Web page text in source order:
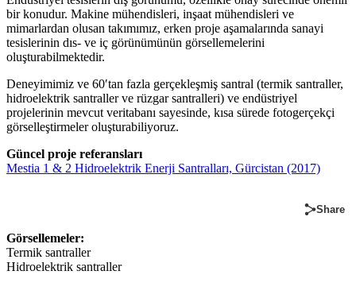
bir konudur. Makine mühendisleri, inşaat mühendisleri ve
mimarlardan olusan takımımız, erken proje aşamalarında sanayi
tesislerinin dıs- ve iç görünümünün görsellemelerini
oluşturabilmektedir.
Deneyimimiz ve 60′tan fazla gerçekleşmiş santral (termik santraller,
hidroelektrik santraller ve rüzgar santralleri) ve endüstriyel
projelerinin mevcut veritabanı sayesinde, kısa sürede fotogerçekçi
görselleştirmeler oluşturabiliyoruz.
Güncel proje referansları
Mestia 1 & 2 Hidroelektrik Enerji Santralları, Gürcistan (2017)
Share
Görsellemeler:
Termik santraller
Hidroelektrik santraller